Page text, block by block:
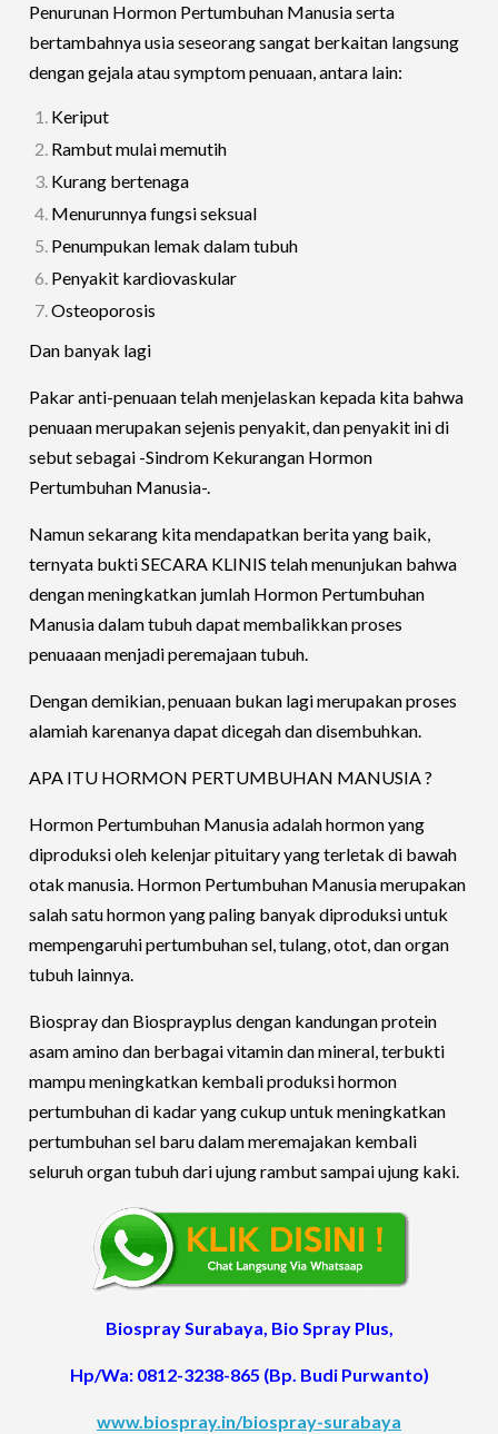
Penurunan Hormon Pertumbuhan Manusia serta
bertambahnya usia seseorang sangat berkaitan langsung
dengan gejala atau symptom penuaan, antara lain:
Keriput
Rambut mulai memutih
Kurang bertenaga
Menurunnya fungsi seksual
Penumpukan lemak dalam tubuh
Penyakit kardiovaskular
Osteoporosis
Dan banyak lagi
Pakar anti-penuaan telah menjelaskan kepada kita bahwa
penuaan merupakan sejenis penyakit, dan penyakit ini di
sebut sebagai -Sindrom Kekurangan Hormon
Pertumbuhan Manusia-.
Namun sekarang kita mendapatkan berita yang baik,
ternyata bukti SECARA KLINIS telah menunjukan bahwa
dengan meningkatkan jumlah Hormon Pertumbuhan
Manusia dalam tubuh dapat membalikkan proses
penuaaan menjadi peremajaan tubuh.
Dengan demikian, penuaan bukan lagi merupakan proses
alamiah karenanya dapat dicegah dan disembuhkan.
APA ITU HORMON PERTUMBUHAN MANUSIA ?
Hormon Pertumbuhan Manusia adalah hormon yang
diproduksi oleh kelenjar pituitary yang terletak di bawah
otak manusia. Hormon Pertumbuhan Manusia merupakan
salah satu hormon yang paling banyak diproduksi untuk
mempengaruhi pertumbuhan sel, tulang, otot, dan organ
tubuh lainnya.
Biospray dan Biosprayplus dengan kandungan protein
asam amino dan berbagai vitamin dan mineral, terbukti
mampu meningkatkan kembali produksi hormon
pertumbuhan di kadar yang cukup untuk meningkatkan
pertumbuhan sel baru dalam meremajakan kembali
seluruh organ tubuh dari ujung rambut sampai ujung kaki.
Biospray Surabaya, Bio Spray Plus,
Hp/Wa: 0812-3238-865 (Bp. Budi Purwanto)
www.biospray.in/biospray-surabaya